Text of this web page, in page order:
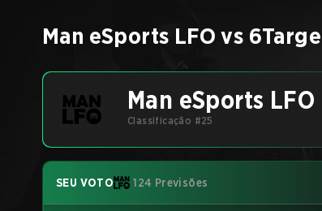
Man eSports LFO vs
Man eSports LFO
Classificação #25
SEU VOTO 124 Previsões